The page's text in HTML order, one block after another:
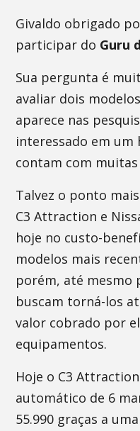
Givaldo obrigado
participar do Guru
Sua pergunta é
avaliar dois
aparece nas
interessado em
contam com muitas
Talvez o ponto
C3 Attraction e
hoje no custo-
modelos mais
porém, até mesmo
buscam torná-los
valor cobrado por
equipamentos.
Hoje o C3
automático de 6
55.990 graças a